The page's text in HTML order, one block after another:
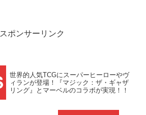
スポンサーリンク
世界的人気TCGにスーパーヒーローやヴ
ィランが登場！『マジック：ザ・ギャザ
リング』とマーベルのコラボが実現！！